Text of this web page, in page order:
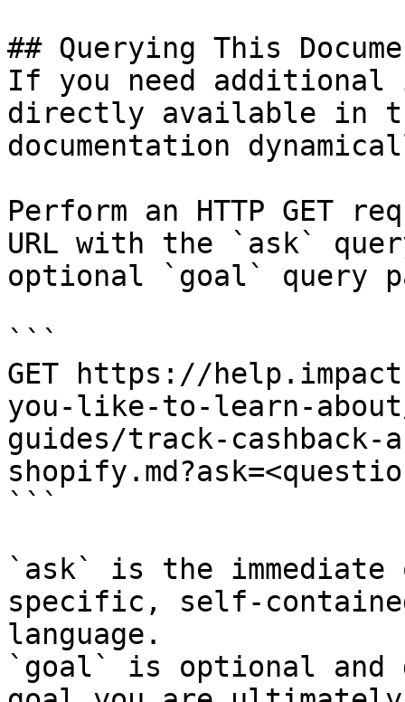
## Querying This
If you need
directly available in
documentation
Perform an HTTP GET
URL with the `ask`
optional `goal` query
```
GET https://
you-like-to-learn-
guides/track-
```
`ask` is the
specific, self-
language.
`goal` is optional and